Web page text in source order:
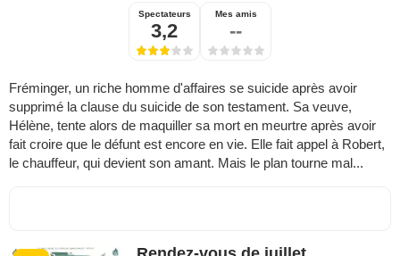
Spectateurs
3,2
Mes amis
--
Fréminger, un riche homme d'affaires se suicide après avoir
supprimé la clause du suicide de son testament. Sa veuve,
Hélène, tente alors de maquiller sa mort en meurtre après avoir
fait croire que le défunt est encore en vie. Elle fait appel à Robert,
le chauffeur, qui devient son amant. Mais le plan tourne mal...